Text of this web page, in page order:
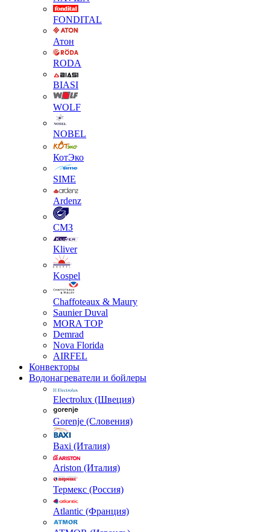
FONDITAL
Атон
RODA
BIASI
WOLF
NOBEL
КотЭко
SIME
Ardenz
СМЗ
Kliver
Kospel
Chaffoteaux & Maury
Saunier Duval
MORA TOP
Demrad
Nova Florida
AIRFEL
Конвекторы
Водонагреватели и бойлеры
Electrolux (Швеция)
Gorenje (Словения)
Baxi (Италия)
Ariston (Италия)
Термекс (Россия)
Atlantic (Франция)